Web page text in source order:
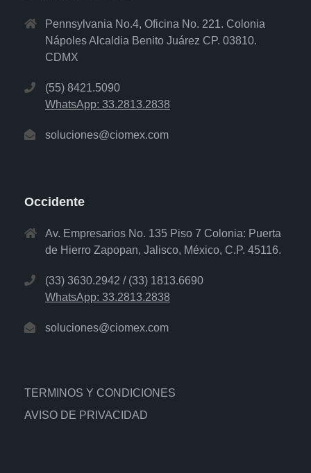
Pennsylvania No.4, Oficina No. 221. Colonia
Nápoles Alcaldia Benito Juárez CP. 03810.
CDMX
(55) 8421.5090
WhatsApp: 33.2813.2838
soluciones@ciomex.com
Occidente
Av. Empresarios No. 135 Piso 7 Colonia: Puerta
de Hierro Zapopan, Jalisco, México, C.P. 45116.
(33) 3630.2942 / (33) 1813.6690
WhatsApp: 33.2813.2838
soluciones@ciomex.com
TERMINOS Y CONDICIONES
AVISO DE PRIVACIDAD